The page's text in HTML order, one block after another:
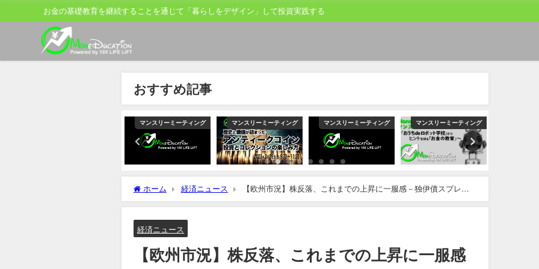
お金の基礎教育を継続することを通じて「暮らしをデザイン」して投資実践する
おすすめ記事
マンスリーミーティング マンスリーミーティング マンスリーミーティング マンスリーミーティング
ホーム 経済ニュース
【欧州市況】株反落、これまでの上昇に一服感－独伊債スプレッ
ド縮小
経済ニュース
【欧州市況】株反落、これまでの上昇に一服感